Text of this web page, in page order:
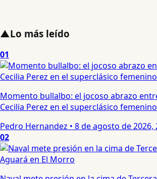
▲Lo más leído
01
Momento bullalbo: el jocoso abrazo
Cecilia Perez en el superclásico femenino
Pedro Hernandez • 8 de agosto de 2026,
02